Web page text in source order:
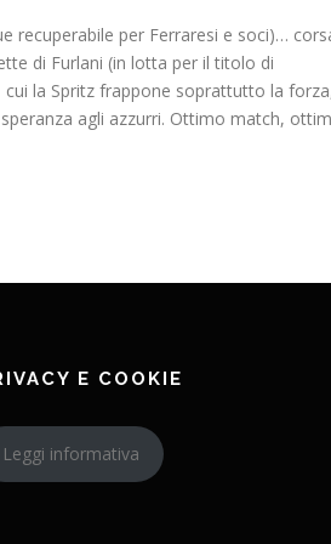
recuperabile per Ferraresi e soci)…
di Furlani (in lotta per il titolo di
la Spritz frappone soprattutto la
agli azzurri. Ottimo match,
E COOKIE
Leggi informativa